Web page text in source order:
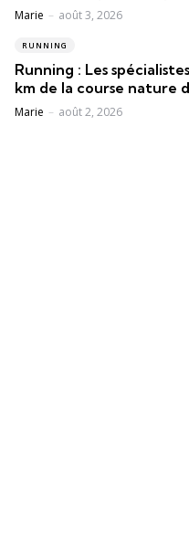
Posted
Marie août 3, 2026
RUNNING
Running : Les
km de la course nature
Posted
Marie août 2, 2026